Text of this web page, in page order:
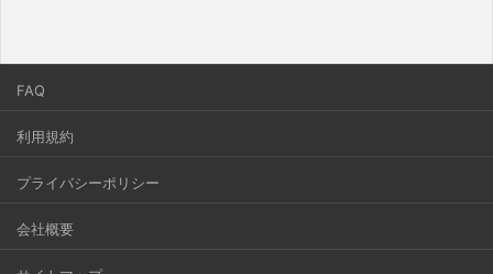
FAQ
利用規約
プライバシーポリシー
会社概要